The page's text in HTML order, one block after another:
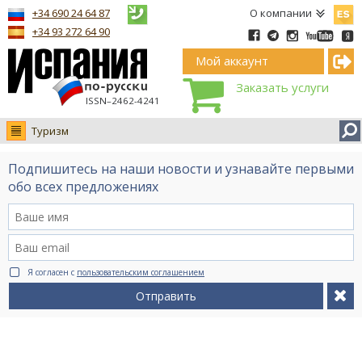
О компании
ISSN–2462-4241
+34 690 24 64 87
+34 93 272 64 90
Мой аккаунт
Заказать услуги
Туризм
Новости
Интервью
Видео Ruso.TV
BCN life
Сервис на немецком
Подпишитесь на наши новости и узнавайте первыми
обо всех предложениях
Я согласен с пользовательским соглашением
Отправить